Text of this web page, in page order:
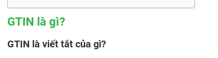
GTIN là gì?
GTIN là viết tắt của gì?